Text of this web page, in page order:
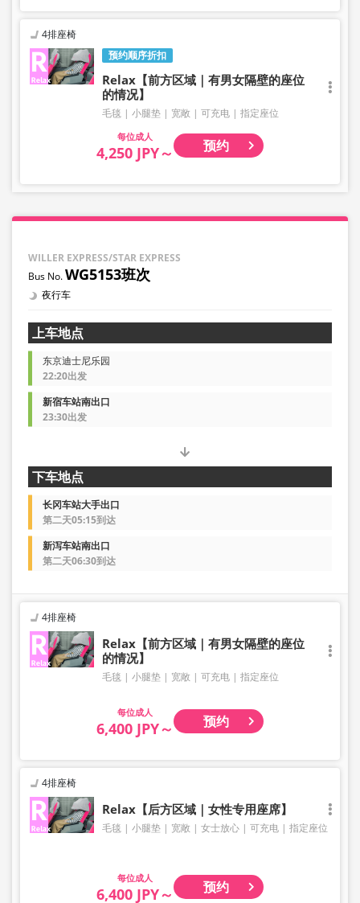
预约顺序折扣
4排座椅
Relax【前方区域｜有男女隔壁的座位
的情况】
毛毯 小腿垫 宽敞 可充电 指定座位
成人
4,250 JPY～ 预约
WILLER EXPRESS/STAR EXPRESS
WG5153班次
夜行车
上车地点
东京迪士尼乐园
22:20出发
新宿车站南出口
23:30出发
下车地点
长冈车站大手出口
第二天05:15到达
新泻车站南出口
第二天06:30到达
4排座椅
Relax【前方区域｜有男女隔壁的座位
的情况】
毛毯 小腿垫 宽敞 可充电 指定座位
成人
6,400 JPY～ 预约
4排座椅
Relax【后方区域｜女性专用座席】
毛毯 小腿垫 宽敞 女士放心 可充电 指定座位
成人
6,400 JPY～ 预约